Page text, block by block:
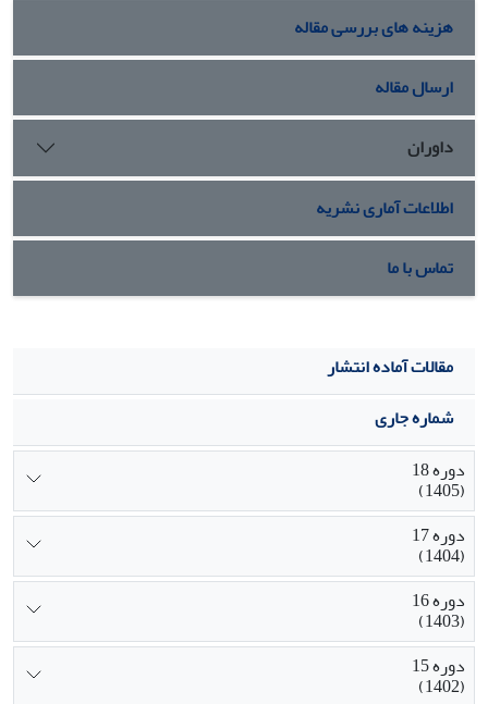
هزینه های بررسی مقاله
ارسال مقاله
داوران
اطلاعات آماری نشریه
تماس با ما
مقالات آماده انتشار
شماره جاری
دوره 18
(1405)
دوره 17
(1404)
دوره 16
(1403)
دوره 15
(1402)